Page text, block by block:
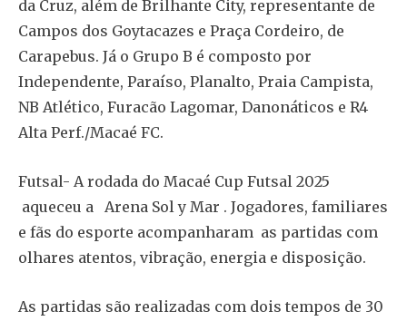
da Cruz, além de Brilhante City, representante de
Campos dos Goytacazes e Praça Cordeiro, de
Carapebus. Já o Grupo B é composto por
Independente, Paraíso, Planalto, Praia Campista,
NB Atlético, Furacão Lagomar, Danonáticos e R4
Alta Perf./Macaé FC.
Futsal- A rodada do Macaé Cup Futsal 2025
aqueceu a Arena Sol y Mar . Jogadores, familiares
e fãs do esporte acompanharam as partidas com
olhares atentos, vibração, energia e disposição.
As partidas são realizadas com dois tempos de 30